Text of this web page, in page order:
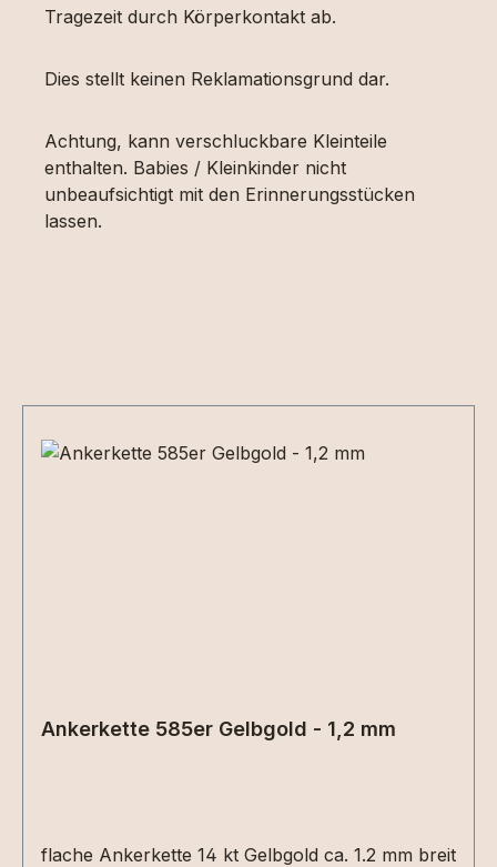
Tragezeit durch Körperkontakt ab.
Dies stellt keinen Reklamationsgrund dar.
Achtung, kann verschluckbare Kleinteile
enthalten. Babies / Kleinkinder nicht
unbeaufsichtigt mit den Erinnerungsstücken
lassen.
Ankerkette 585er Gelbgold - 1,2 mm
flache Ankerkette 14 kt Gelbgold ca. 1.2 mm breit